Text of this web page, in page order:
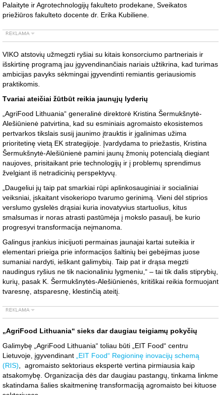
Palaityte ir Agrotechnologijų fakulteto prodekane, Sveikatos
priežiūros fakulteto docente dr. Erika Kubiliene.
VIKO atstovių užmegzti ryšiai su kitais konsorciumo partneriais ir
išskirtinę programą jau įgyvendinančiais nariais užtikrina, kad turimas
ambicijas pavyks sėkmingai įgyvendinti remiantis geriausiomis
praktikomis.
Tvariai ateičiai žūtbūt reikia jaunųjų lyderių
„AgriFood Lithuania“ generalinė direktorė Kristina Šermukšnytė-
Alešiūnienė patvirtina, kad su esminiais agromaisto ekosistemos
pertvarkos tikslais susij jaunimo įtrauktis ir įgalinimas užima
prioritetinę vietą EK strategijoje. Įvardydama to priežastis, Kristina
Šermukšnytė-Alešiūnienė pamini jaunų žmonių potencialą diegiant
naujoves, prisitaikant prie technologijų ir į problemų sprendimus
žvelgiant iš netradicinių perspektyvų.
„Daugeliui jų taip pat smarkiai rūpi aplinkosauginiai ir socialiniai
veiksniai, įskaitant visokeriopo tvarumo gerinimą. Vieni dėl stiprios
verslumo gyslelės drąsiai kuria inovatyvius startuolius, kitus
smalsumas ir noras atrasti pastūmėja į mokslo pasaulį, be kurio
progresyvi transformacija neįmanoma.
Galingus įrankius inicijuoti permainas jaunajai kartai suteikia ir
elementari prieiga prie informacijos šaltinių bei gebėjimas juose
sumaniai nardyti, ieškant galimybių. Taip pat ir drąsa megzti
naudingus ryšius ne tik nacionaliniu lygmeniu,“ – tai tik dalis stiprybių,
kurių, pasak K. Šermukšnytės-Alešiūnienės, kritiškai reikia formuojant
tvaresnę, atsparesnę, klestinčią ateitį.
„AgriFood Lithuania“ sieks dar daugiau teigiamų pokyčių
Galimybę „AgriFood Lithuania“ toliau būti „EIT Food“ centru
Lietuvoje, įgyvendinant „EIT Food“ Regioninę inovacijų schemą
(RIS), agromaisto sektoriaus ekspertė vertina pirmiausia kaip
atsakomybę. Organizacija dės dar daugiau pastangų, tinkama linkme
skatindama šalies skaitmeninę transformaciją agromaisto bei kituose